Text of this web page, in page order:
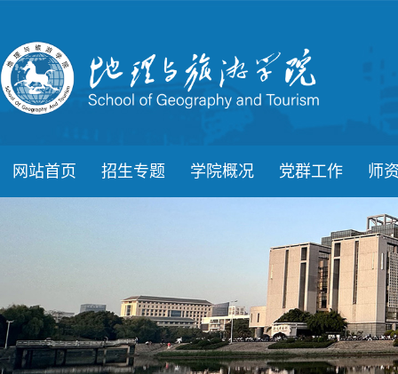
网站首页 招生专题 学院概况 党群工作 师